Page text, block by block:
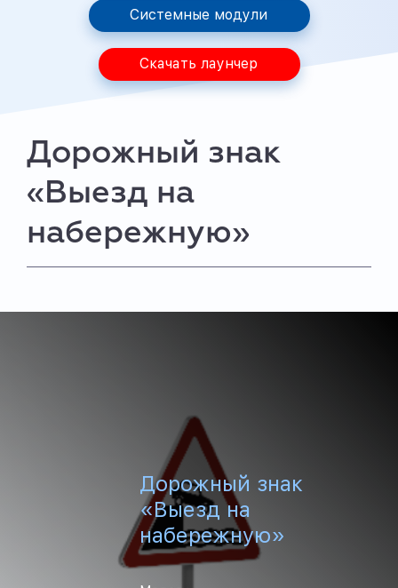
Системные модули
Скачать лаунчер
Дорожный знак
«Выезд на
набережную»
Дорожный знак
«Выезд на
набережную»